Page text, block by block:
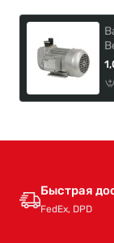
Быстрая
FedEx, DPD